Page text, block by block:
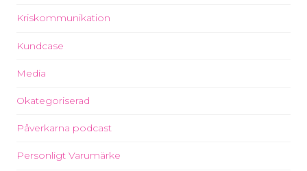
Kriskommunikation
Kundcase
Media
Okategoriserad
Påverkarna podcast
Personligt Varumärke